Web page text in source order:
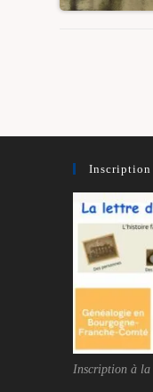
Inscription
Inscription à